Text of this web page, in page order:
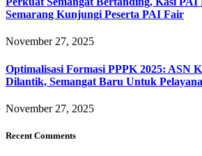
Semarang Kunjungi Peserta PAI Fair
November 27, 2025
Optimalisasi Formasi PPPK 2025: ASN
Dilantik, Semangat Baru Untuk
November 27, 2025
Recent Comments